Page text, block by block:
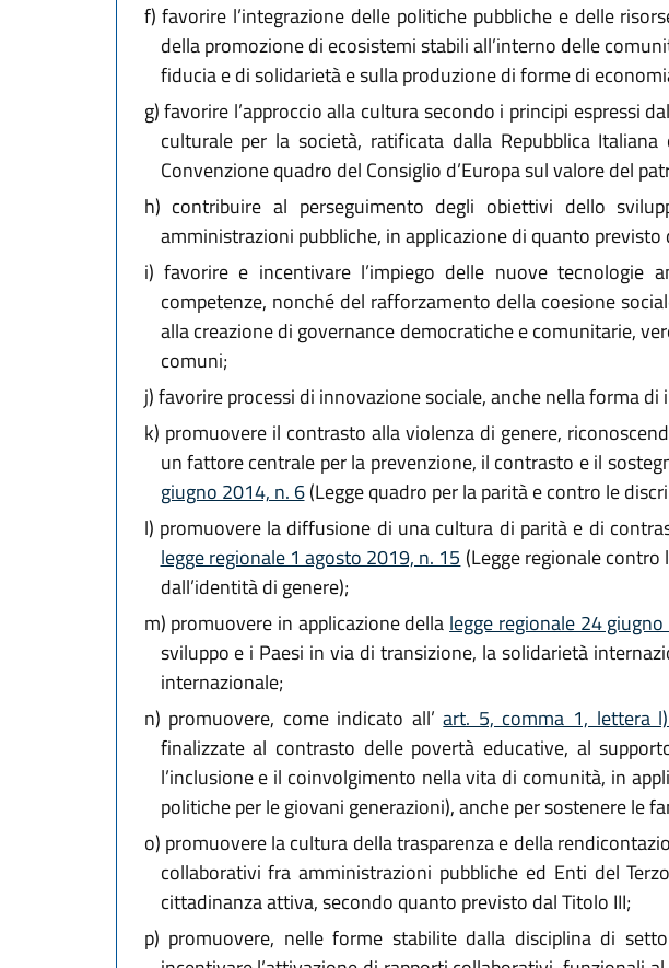
f) favorire l’integrazione delle politiche pubbliche e delle
della promozione di ecosistemi stabili all’interno delle
fiducia e di solidarietà e sulla produzione di forme di
g)favorire l’approccio alla cultura secondo i principi espressi
culturale per la società, ratificata dalla Repubblica Italiana
Convenzione quadro del Consiglio d’Europa sul valore del
h) contribuire al perseguimento degli obiettivi dello
amministrazioni pubbliche, in applicazione di quanto previsto
i) favorire e incentivare l’impiego delle nuove
competenze, nonché del rafforzamento della coesione
alla creazione di governance democratiche e comunitarie,
comuni;
j)favorire processi di innovazione sociale, anche nella forma
k) promuovere il contrasto alla violenza di genere,
un fattore centrale per la prevenzione, il contrasto e il
giugno 2014, n. 6(Legge quadro per la parità e contro le
l) promuovere la diffusione di una cultura di parità e di
legge regionale 1 agosto 2019, n. 15 (Legge regionale
dall’identità di genere);
m) promuovere in applicazione della legge regionale 24
sviluppo e i Paesi in via di transizione, la solidarietà
internazionale;
n) promuovere, come indicato all’art. 5, comma 1, lettera
finalizzate al contrasto delle povertà educative, al
l’inclusione e il coinvolgimento nella vita di comunità, in
politiche per le giovani generazioni), anche per sostenere le
o) promuovere la cultura della trasparenza e della
collaborativi fra amministrazioni pubbliche ed Enti del
cittadinanza attiva, secondo quanto previsto dal Titolo III;
p) promuovere, nelle forme stabilite dalla disciplina di